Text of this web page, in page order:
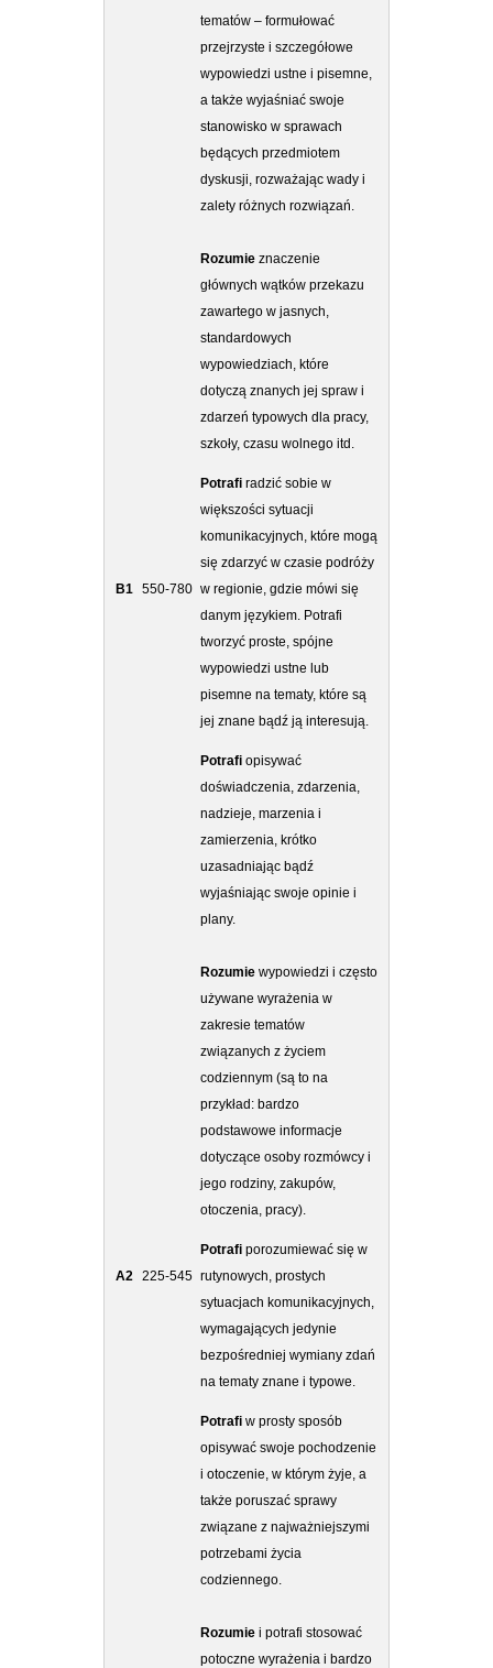
tematów – formułować
przejrzyste i szczegółowe
wypowiedzi ustne i pisemne,
a także wyjaśniać swoje
stanowisko w sprawach
będących przedmiotem
dyskusji, rozważając wady i
zalety różnych rozwiązań.
B1 550-780
Rozumie znaczenie
głównych wątków przekazu
zawartego w jasnych,
standardowych
wypowiedziach, które
dotyczą znanych jej spraw i
zdarzeń typowych dla pracy,
szkoły, czasu wolnego itd.
Potrafi radzić sobie w
większości sytuacji
komunikacyjnych, które mogą
się zdarzyć w czasie podróży
w regionie, gdzie mówi się
danym językiem. Potrafi
tworzyć proste, spójne
wypowiedzi ustne lub
pisemne na tematy, które są
jej znane bądź ją interesują.
Potrafi opisywać
doświadczenia, zdarzenia,
nadzieje, marzenia i
zamierzenia, krótko
uzasadniając bądź
wyjaśniając swoje opinie i
plany.
A2 225-545
Rozumie wypowiedzi i często
używane wyrażenia w
zakresie tematów
związanych z życiem
codziennym (są to na
przykład: bardzo
podstawowe informacje
dotyczące osoby rozmówcy i
jego rodziny, zakupów,
otoczenia, pracy).
Potrafi porozumiewać się w
rutynowych, prostych
sytuacjach komunikacyjnych,
wymagających jedynie
bezpośredniej wymiany zdań
na tematy znane i typowe.
Potrafi w prosty sposób
opisywać swoje pochodzenie
i otoczenie, w którym żyje, a
także poruszać sprawy
związane z najważniejszymi
potrzebami życia
codziennego.
Rozumie i potrafi stosować
potoczne wyrażenia i bardzo